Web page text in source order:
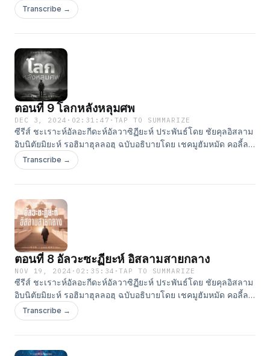
ฮัรรอซ สอนโดย อ.ยูนุส แสงไพจิตร สำนักพิมพ์อัซซาบิกูน #ติดตาม
ผลงานของเราได้ที่ Line: ⁠⁠⁠⁠⁠⁠⁠⁠⁠⁠⁠⁠⁠⁠⁠⁠⁠⁠⁠⁠⁠⁠⁠⁠⁠⁠⁠⁠@assabiqoon⁠⁠⁠⁠⁠⁠⁠⁠⁠⁠⁠⁠⁠⁠⁠⁠⁠⁠⁠⁠⁠⁠⁠⁠⁠⁠⁠⁠ Website:
publisher/id1529718433⁠⁠⁠⁠⁠⁠⁠⁠⁠⁠⁠⁠⁠⁠⁠⁠⁠⁠⁠⁠⁠⁠⁠⁠⁠⁠⁠⁠ Youtube:
⁠⁠⁠⁠⁠⁠⁠⁠⁠⁠⁠⁠⁠⁠⁠⁠⁠⁠⁠⁠⁠⁠⁠⁠⁠⁠⁠⁠https://www.youtube.com/c/AssabiqoonPublisher⁠⁠⁠⁠⁠⁠⁠⁠⁠⁠⁠⁠⁠⁠⁠⁠⁠⁠⁠⁠⁠⁠⁠⁠⁠⁠⁠⁠ Facebook:
⁠⁠⁠⁠⁠⁠⁠⁠⁠⁠⁠⁠⁠⁠⁠⁠⁠⁠⁠⁠⁠⁠⁠⁠⁠⁠⁠⁠https://www.facebook.com/AssabiqoonPublisher⁠⁠⁠⁠⁠⁠⁠⁠⁠⁠⁠⁠⁠⁠⁠⁠⁠⁠⁠⁠⁠ Tiktok:
⁠⁠⁠⁠⁠⁠⁠⁠⁠⁠⁠⁠⁠⁠⁠⁠⁠⁠⁠⁠⁠https://www.tiktok.com/@assabiqoon⁠⁠⁠⁠⁠⁠⁠⁠⁠⁠⁠⁠⁠⁠⁠⁠⁠⁠⁠⁠⁠ Clubhouse:
⁠⁠⁠⁠⁠⁠⁠⁠⁠⁠⁠⁠⁠⁠⁠⁠⁠⁠⁠⁠⁠⁠⁠⁠⁠⁠⁠⁠⁠⁠⁠⁠⁠https://www.clubhouse.com/house/assabiqoon-publisher⁠⁠⁠⁠⁠⁠⁠⁠⁠⁠
Transcribe →
ตอนที่ 9 โลกหลังหลุมศพ
DEC 3, 2024 · 02:31:47 · TAP TO SUMMARIZE
ซีรีส์ ชะเราะห์อัลอะกีดะห์อัลวาซิฏียะห์ ประพันธ์โดย ชัยคุลอิสลาม
อิบนิตัยมิยะห์ รอฮิมาฮุลลอฮฺ ฉบับอธิบายโดย เชคมูฮัมหมัด คอลี้ล
ฮัรรอซ สอนโดย อ.ยูนุส แสงไพจิตร สำนักพิมพ์อัซซาบิกูน #ติดตาม
ผลงานของเราได้ที่ Line: ⁠⁠⁠⁠⁠⁠⁠⁠⁠⁠⁠⁠⁠⁠⁠⁠⁠⁠⁠⁠⁠⁠⁠⁠⁠⁠⁠@assabiqoon⁠⁠⁠⁠⁠⁠⁠⁠⁠⁠⁠⁠⁠⁠⁠⁠⁠⁠⁠⁠⁠⁠⁠⁠⁠⁠⁠ Website:
publisher/id1529718433⁠⁠⁠⁠⁠⁠⁠⁠⁠⁠⁠⁠⁠⁠⁠⁠⁠⁠⁠⁠⁠⁠⁠⁠⁠⁠⁠ Youtube:
⁠⁠⁠⁠⁠⁠⁠⁠⁠⁠⁠⁠⁠⁠⁠⁠⁠⁠⁠⁠⁠⁠⁠⁠⁠⁠⁠https://www.youtube.com/c/AssabiqoonPublisher⁠⁠⁠⁠⁠⁠⁠⁠⁠⁠⁠⁠⁠⁠⁠⁠⁠⁠⁠⁠⁠⁠⁠⁠⁠⁠⁠ Facebook:
⁠⁠⁠⁠⁠⁠⁠⁠⁠⁠⁠⁠⁠⁠⁠⁠⁠⁠⁠⁠⁠⁠⁠⁠⁠⁠⁠https://www.facebook.com/AssabiqoonPublisher⁠⁠⁠⁠⁠⁠⁠⁠⁠⁠⁠⁠⁠⁠⁠⁠⁠⁠⁠⁠ Tiktok:
⁠⁠⁠⁠⁠⁠⁠⁠⁠⁠⁠⁠⁠⁠⁠⁠⁠⁠⁠⁠https://www.tiktok.com/@assabiqoon⁠⁠⁠⁠⁠⁠⁠⁠⁠⁠⁠⁠⁠⁠⁠⁠⁠⁠⁠⁠ Clubhouse:
⁠⁠⁠⁠⁠⁠⁠⁠⁠⁠⁠⁠⁠⁠⁠⁠⁠⁠⁠⁠⁠⁠⁠⁠⁠⁠⁠⁠⁠⁠⁠⁠https://www.clubhouse.com/house/assabiqoon-publisher⁠⁠⁠⁠⁠⁠⁠⁠⁠⁠
Transcribe →
ตอนที่ 8 อัลวะซะฏียะห์ อิสลามสายกลาง
NOV 19, 2024 · 02:35:34 ·TAP TO SUMMARIZE
ซีรีส์ ชะเราะห์อัลอะกีดะห์อัลวาซิฏียะห์ ประพันธ์โดย ชัยคุลอิสลาม
อิบนิตัยมิยะห์ รอฮิมาฮุลลอฮฺ ฉบับอธิบายโดย เชคมูฮัมหมัด คอลี้ล
ฮัรรอซ สอนโดย อ.ยูนุส แสงไพจิตร สำนักพิมพ์อัซซาบิกูน #ติดตาม
ผลงานของเราได้ที่ Line: ⁠⁠⁠⁠⁠⁠⁠⁠⁠⁠⁠⁠⁠⁠⁠⁠⁠⁠⁠⁠⁠⁠⁠⁠⁠⁠@assabiqoon⁠⁠⁠⁠⁠⁠⁠⁠⁠⁠⁠⁠⁠⁠⁠⁠⁠⁠⁠⁠⁠⁠⁠⁠⁠⁠ Website:
Transcribe →